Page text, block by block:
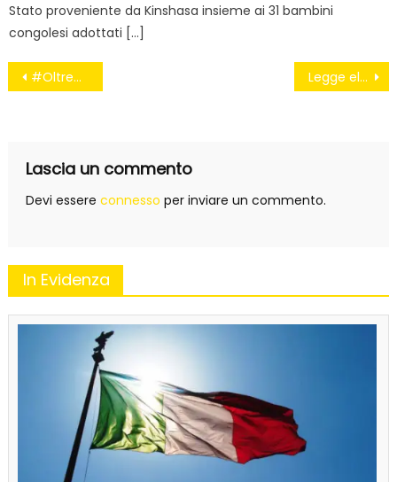
Stato proveniente da Kinshasa insieme ai 31 bambini
congolesi adottati […]
Navigazione
#OltreHitler c’è Charlie Chaplin Legge elettorale, il viceministro Nencini: ‘Italicum nato per mettere fuori gioco M5S’
Lascia un commento
Devi essere connesso per inviare un commento.
In Evidenza